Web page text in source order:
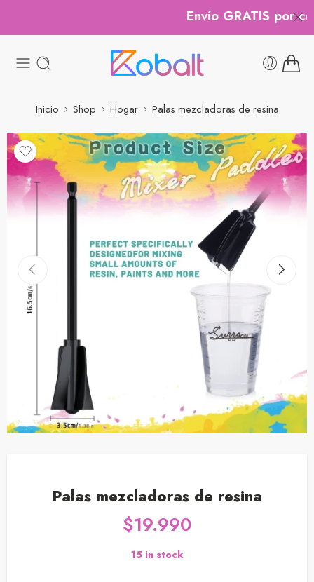
Envío GRATIS por
Inicio Shop Hogar Palas mezcladoras de resina
Palas mezcladoras de resina
$19.990
15 in stock